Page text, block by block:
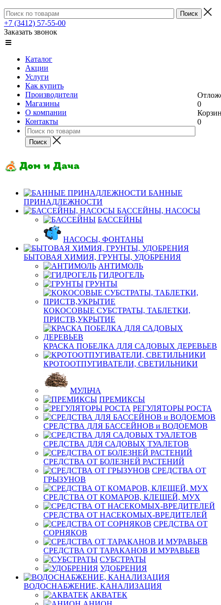
+7 (3412) 57-55-00
Заказать звонок
Каталог
Акции
Услуги
Как купить
Производители
Магазины
О компании
Контакты
0
0
БАННЫЕ
ПРИНАДЛЕЖНОСТИ
БАССЕЙНЫ, НАСОСЫ
БАССЕЙНЫ
НАСОСЫ, ФОНТАНЫ
БЫТОВАЯ ХИМИЯ, ГРУНТЫ, УДОБРЕНИЯ
АНТИМОЛЬ
ГИДРОГЕЛЬ
ГРУНТЫ
КОКОСОВЫЕ СУБСТРАТЫ, ТАБЛЕТКИ,
ПРИСТВ,УКРЫТИЕ
КРАСКА ПОБЕЛКА ДЛЯ САДОВЫХ ДЕРЕВЬЕВ
КРОТООТПУГИВАТЕЛИ, СВЕТИЛЬНИКИ
МУЛЬЧА
ПРЕМИКСЫ
РЕГУЛЯТОРЫ РОСТА
СРЕДСТВА ДЛЯ БАССЕЙНОВ и ВОДОЕМОВ
СРЕДСТВА ДЛЯ САДОВЫХ ТУАЛЕТОВ
СРЕДСТВА ОТ БОЛЕЗНЕЙ РАСТЕНИЙ
СРЕДСТВА ОТ
ГРЫЗУНОВ
СРЕДСТВА ОТ КОМАРОВ, КЛЕЩЕЙ, МУХ
СРЕДСТВА ОТ НАСЕКОМЫХ-ВРЕДИТЕЛЕЙ
СРЕДСТВА ОТ
СОРНЯКОВ
СРЕДСТВА ОТ ТАРАКАНОВ И МУРАВЬЕВ
СУБСТРАТЫ
УДОБРЕНИЯ
ВОДОСНАБЖЕНИЕ, КАНАЛИЗАЦИЯ
АКВАТЕК